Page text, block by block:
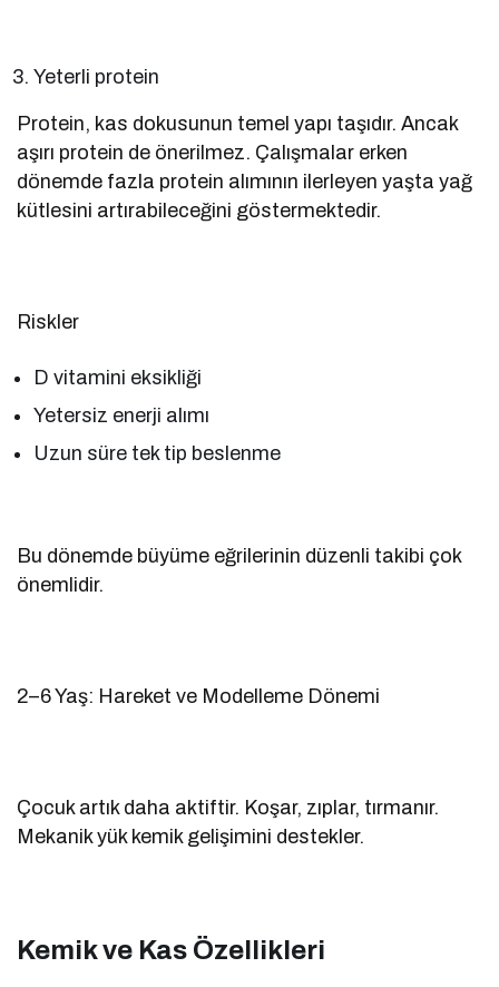
Yeterli protein
Protein, kas dokusunun temel yapı taşıdır. Ancak
aşırı protein de önerilmez. Çalışmalar erken
dönemde fazla protein alımının ilerleyen yaşta yağ
kütlesini artırabileceğini göstermektedir.
Riskler
D vitamini eksikliği
Yetersiz enerji alımı
Uzun süre tek tip beslenme
Bu dönemde büyüme eğrilerinin düzenli takibi çok
önemlidir.
2–6 Yaş: Hareket ve Modelleme Dönemi
Çocuk artık daha aktiftir. Koşar, zıplar, tırmanır.
Mekanik yük kemik gelişimini destekler.
Kemik ve Kas Özellikleri